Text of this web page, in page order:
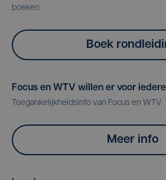
boeken.
Boek
Focus en WTV willen er voor
Toegankelijkheidsinfo van Focus en WTV
Meer info